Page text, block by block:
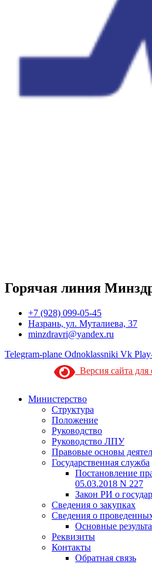
Горячая линия
+7 (928) 099-05-45
Назрань, ул. Муталиева, 37
minzdravri@yandex.ru
Telegram-plane Odnoklassniki Vk
Версия сайта
Министерство
Структура
Положение
Руководство
Руководство ЛПУ
Правовые основы
Государственная служба
Постановление
05.03.2018 N 227
Закон РИ о
Сведения о закупках
Сведения о
Основные
Реквизиты
Контакты
Обратная связь